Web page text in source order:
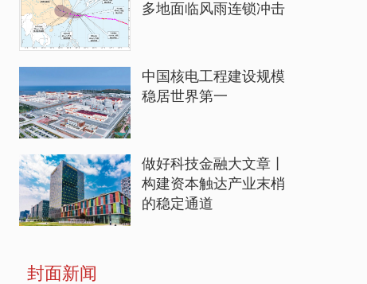
多地面临风雨连锁冲击
中国核电工程建设规模
稳居世界第一
做好科技金融大文章丨
构建资本触达产业末梢
的稳定通道
封面新闻